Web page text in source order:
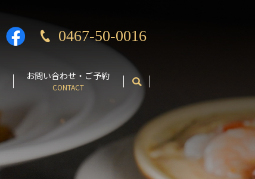
お問い合わせ・ご予約
CONTACT
0467-50-0016